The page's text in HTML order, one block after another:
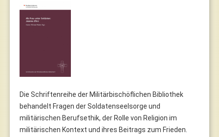
Die Schriftenreihe der Militärbischöflichen Bibliothek
behandelt Fragen der Soldatenseelsorge und
militärischen Berufsethik, der Rolle von Religion im
militärischen Kontext und ihres Beitrags zum Frieden.